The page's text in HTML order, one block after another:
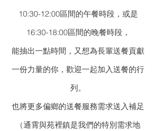
10:30-12:00區間的午餐時段，或是
16:30-18:00區間的晚餐時段，
能抽出一點時間，又想為長輩送餐貢獻
一份力量的你，歡迎一起加入送餐的行
列。
也將更多偏鄉的送餐服務需求送入補足
（通霄與苑裡鎮是我們的特別需求地